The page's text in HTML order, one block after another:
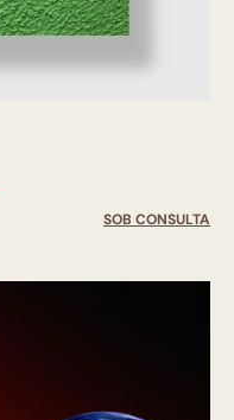
SOB CONSULTA